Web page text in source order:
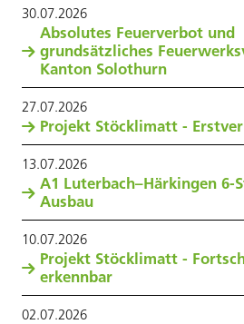
30.07.2026
Absolutes Feuerverbot und
grundsätzliches
Kanton Solothurn
27.07.2026
Projekt Stöcklimatt -
13.07.2026
A1 Luterbach–Härkingen 6-
Ausbau
10.07.2026
Projekt Stöcklimatt -
erkennbar
02.07.2026